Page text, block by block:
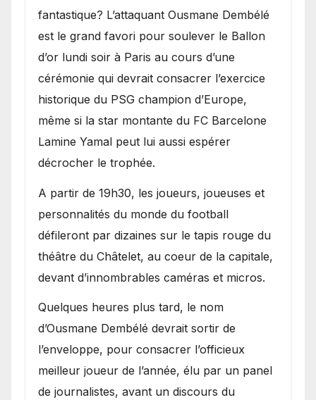
fantastique? L’attaquant Ousmane Dembélé
est le grand favori pour soulever le Ballon
d’or lundi soir à Paris au cours d’une
cérémonie qui devrait consacrer l’exercice
historique du PSG champion d’Europe,
même si la star montante du FC Barcelone
Lamine Yamal peut lui aussi espérer
décrocher le trophée.
A partir de 19h30, les joueurs, joueuses et
personnalités du monde du football
défileront par dizaines sur le tapis rouge du
théâtre du Châtelet, au coeur de la capitale,
devant d’innombrables caméras et micros.
Quelques heures plus tard, le nom
d’Ousmane Dembélé devrait sortir de
l’enveloppe, pour consacrer l’officieux
meilleur joueur de l’année, élu par un panel
de journalistes, avant un discours du